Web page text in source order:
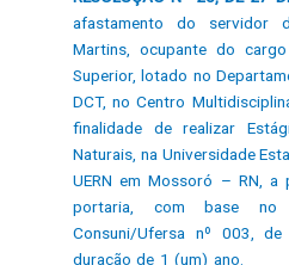
afastamento do servidor
Martins, ocupante do
Superior, lotado no
DCT, no Centro
finalidade de realizar
Naturais, na Universidade
UERN em Mossoró – RN,
portaria, com base
Consuni/Ufersa nº 003,
duração de 1 (um) ano.